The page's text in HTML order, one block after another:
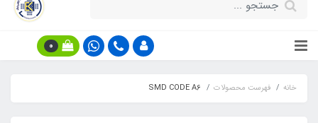
0
خانه فهرست محصولات SMD CODE A6